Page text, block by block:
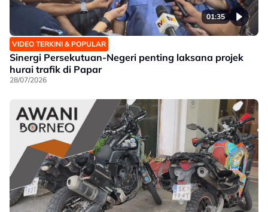
01:35
VIDEO TERKINI & POPULAR
Sinergi Persekutuan-Negeri penting laksana projek
hurai trafik di Papar
28/07/2026